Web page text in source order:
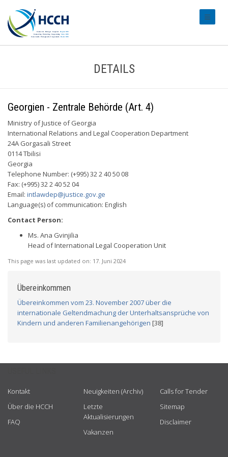
DETAILS
Georgien - Zentrale Behörde (Art. 4)
Ministry of Justice of Georgia
International Relations and Legal Cooperation Department
24A Gorgasali Street
0114 Tbilisi
Georgia
Telephone Number: (+995) 32 2 40 50 08
Fax: (+995) 32 2 40 52 04
Email: intlawdep@justice.gov.ge
Language(s) of communication: English
Contact Person:
Ms. Ana Gvinjilia
Head of International Legal Cooperation Unit
This page was last updated on: 17. Juni 2024
Übereinkommen
Übereinkommen vom 23. November 2007 über die
internationale Geltendmachung der Unterhaltsansprüche von
Kindern und anderen Familienangehörigen [38]
Kontakt
Über die HCCH
FAQ
Neuigkeiten (Archiv)
Letzte
Aktualisierungen
Vakanzen
Calls for Tender
Sitemap
Disclaimer